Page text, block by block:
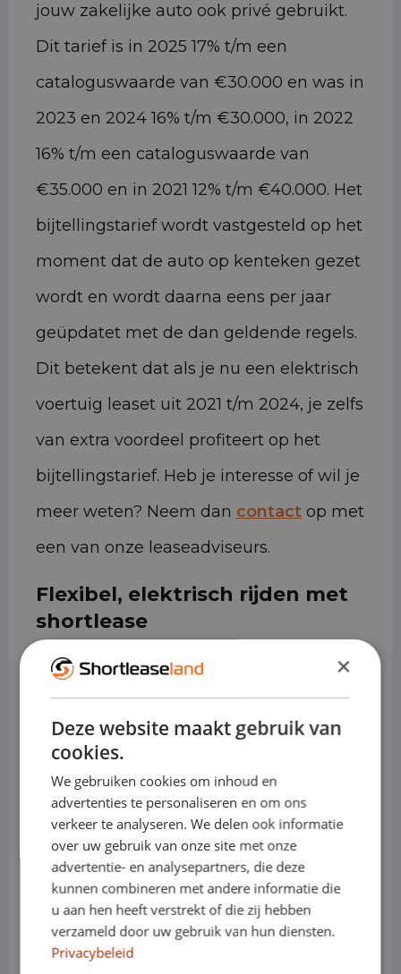
jouw zakelijke auto ook privé gebruikt.
Dit tarief is in 2025 17% t/m een
cataloguswaarde van €30.000 en was in
2023 en 2024 16% t/m €30.000, in 2022
16% t/m een cataloguswaarde van
€35.000 en in 2021 12% t/m €40.000. Het
bijtellingstarief wordt vastgesteld op het
moment dat de auto op kenteken gezet
wordt en wordt daarna eens per jaar
geüpdatet met de dan geldende regels.
Dit betekent dat als je nu een elektrisch
voertuig leaset uit 2021 t/m 2024, je zelfs
van extra voordeel profiteert op het
bijtellingstarief. Heb je interesse of wil je
meer weten? Neem dan contact op met
een van onze leaseadviseurs.
Flexibel, elektrisch rijden met
shortlease
Met een shortlease geniet je van
optimale flexibiliteit, aangezien je nooit
vastzit aan lange contracten. Daarnaast
toegankelijker dankzij de vele
snellaadmogelijkheden en de
toevoeging van laadpalen op diverse
plekken. Hierdoor kun je jouw
elektrische auto steeds makkelijker
×
Deze website maakt gebruik van
cookies.
We gebruiken cookies om inhoud en
advertenties te personaliseren en om ons
verkeer te analyseren. We delen ook informatie
over uw gebruik van onze site met onze
advertentie- en analysepartners, die deze
kunnen combineren met andere informatie die
u aan hen heeft verstrekt of die zij hebben
verzameld door uw gebruik van hun diensten.
Privacybeleid